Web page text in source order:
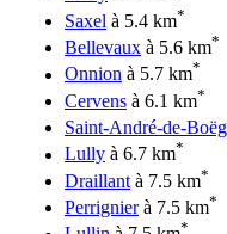
Saxel à 5.4 km*
Bellevaux à 5.6 km*
Onnion à 5.7 km*
Cervens à 6.1 km*
Saint-André-de-
Lully à 6.7 km*
Draillant à 7.5 km*
Perrignierà 7.5 km*
*